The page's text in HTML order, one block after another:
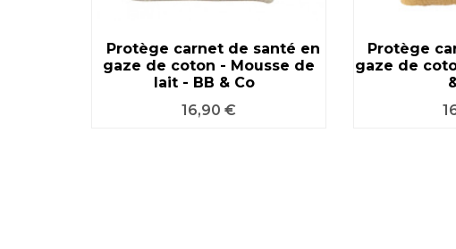
Protège carnet de santé en
gaze de coton - Mousse de
lait - BB & Co
Prix
16,90 €
VOIR LE PRODUIT
Protège
gaze deVOIR